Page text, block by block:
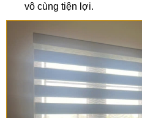
vô cùng tiện lợi.